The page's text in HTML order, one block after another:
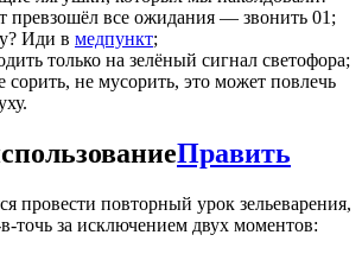
превзошёл все ожидания — звонить 01;
Иди в медпункт;
только на зелёный сигнал светофора;
сорить, не мусорить, это может повлечь
Править
провести повторный урок зельеварения,
точь за исключением двух моментов: